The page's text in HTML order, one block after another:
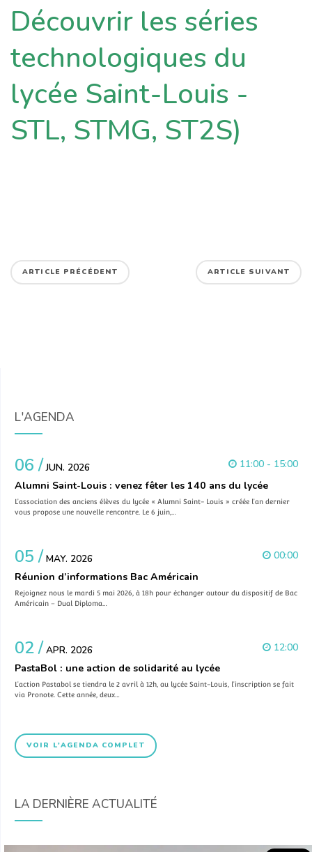
Découvrir les séries
technologiques du
lycée Saint-Louis -
STL, STMG, ST2S)
ARTICLE PRÉCÉDENT ARTICLE SUIVANT
L'AGENDA
06 /JUN. 2026
11:00 - 15:00
Alumni Saint-Louis : venez fêter les 140 ans du lycée
L’association des anciens élèves du lycée « Alumni Saint- Louis » créée l’an dernier
vous propose une nouvelle rencontre. Le 6 juin,…
05 / MAY. 2026
00:00
Réunion d’informations Bac Américain
Rejoignez nous le mardi 5 mai 2026, à 18h pour échanger autour du dispositif de Bac
Américain – Dual Diploma…
02 / APR. 2026
12:00
PastaBol : une action de solidarité au lycée
L’action Pastabol se tiendra le 2 avril à 12h, au lycée Saint-Louis, l’inscription se fait
via Pronote. Cette année, deux…
VOIR L'AGENDA COMPLET
LA DERNIÈRE ACTUALITÉ